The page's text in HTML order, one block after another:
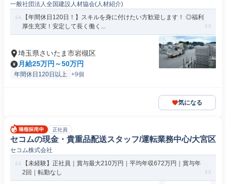
一般社団法人全国建設人材協会(人材紹介)
【年間休日120日！】スキルを身に付けたい方歓迎します！ ◎福利
厚生充実！安定して長く働く...
埼玉県さいたま市岩槻区
月給25万円～50万円
年間休日120日以上 +9個
気になる
正社員
セコムの現金・貴重品配送スタッフ/運転業務中心/大宮区
セコム株式会社
【未経験】正社員｜賞与最大210万円｜平均年収672万円｜賞与年
2回｜転勤なし